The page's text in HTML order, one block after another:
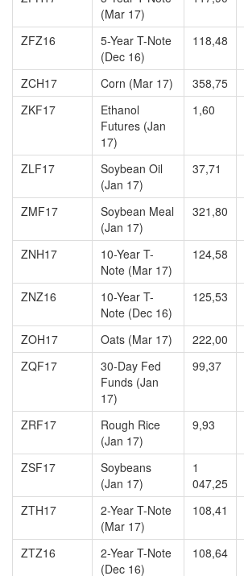
(Mar 17)
ZFZ16
5-Year T-Note
(Dec 16)
118,48
ZCH17 Corn (Mar 17) 358,75
ZKF17
Ethanol
Futures (Jan
17)
1,60
ZLF17
Soybean Oil
(Jan 17)
37,71
ZMF17
Soybean Meal
(Jan 17)
321,80
ZNH17
10-Year T-
Note (Mar 17)
124,58
ZNZ16
10-Year T-
Note (Dec 16)
125,53
ZOH17 Oats (Mar 17) 222,00
ZQF17
30-Day Fed
Funds (Jan
17)
99,37
ZRF17
Rough Rice
(Jan 17)
9,93
ZSF17
Soybeans
(Jan 17)
1
047,25
ZTH17
2-Year T-Note
(Mar 17)
108,41
ZTZ16
2-Year T-Note
(Dec 16)
108,64